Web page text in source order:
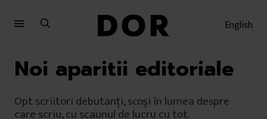
English
Noi aparitii editoriale
Opt scriitori debutanți, scoși în lumea despre
care scriu, cu scaunul de lucru cu tot.